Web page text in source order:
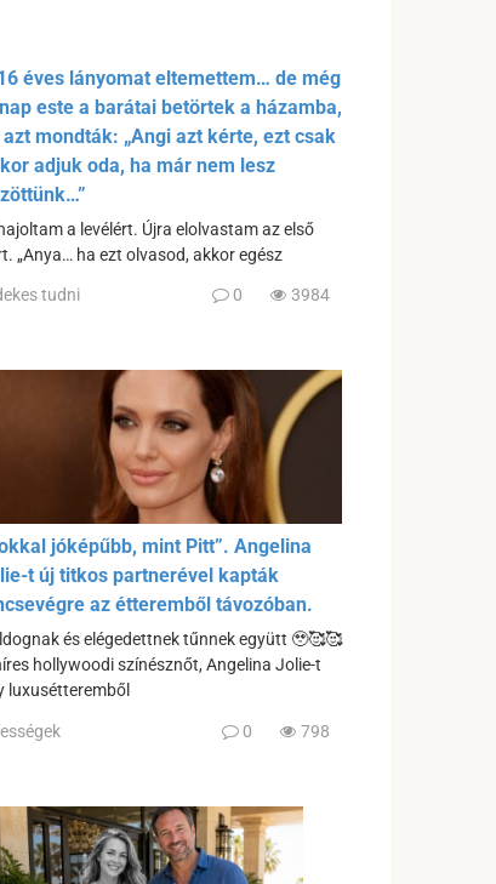
éves lányomat eltemettem… de még
este a barátai betörtek a házamba,
azt mondták: „Angi azt kérte, ezt csak
adjuk oda, ha már nem lesz
a levélért. Újra elolvastam az első
„Anya… ha ezt olvasod, akkor egész
tudni 0 3984
jóképűbb, mint Pitt”. Angelina
t új titkos partnerével kapták
az étteremből távozóban.
és elégedettnek tűnnek együtt 🥹🥰🥰
hollywoodi színésznőt, Angelina Jolie-t
luxusétteremből
0 798